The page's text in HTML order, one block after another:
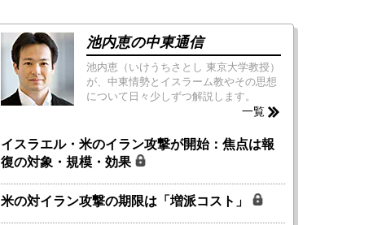
池内恵の中東通信
池内恵（いけうちさとし 東京大学教授）
が、中東情勢とイスラーム教やその思想
について日々少しずつ解説します。
一覧
イスラエル・米のイラン攻撃が開始：焦点は報
復の対象・規模・効果
米の対イラン攻撃の期限は「増派コスト」